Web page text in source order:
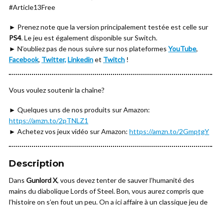
#Article13Free
► Prenez note que la version principalement testée est celle sur
PS4. Le jeu est également disponible sur Switch.
► N’oubliez pas de nous suivre sur nos plateformes YouTube,
Facebook, Twitter,Linkedinet Twitch !
Vous voulez soutenir la chaîne?
► Quelques uns de nos produits sur Amazon:
https://amzn.to/2pTNLZ1
► Achetez vos jeux vidéo sur Amazon: https://amzn.to/2GmptgY
Description
Dans Gunlord X, vous devez tenter de sauver l’humanité des
mains du diabolique Lords of Steel. Bon, vous aurez compris que
l’histoire on s’en fout un peu. On a ici affaire à un classique jeu de